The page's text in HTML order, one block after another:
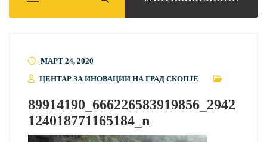
МАРТ 24, 2020
ЦЕНТАР ЗА ИНОВАЦИИ НА ГРАД СКОПЈЕ
89914190_666226583919856_2942
124018771165184_n